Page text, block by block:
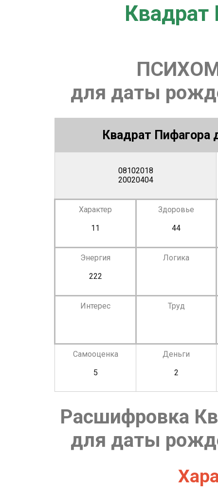
Квадрат
для даты
Квадрат Пифагора
08102018
20020404
Характер
11
Здоровье
44
Энергия
222
Логика
Интерес Труд
Самооценка
5
Деньги
2
Расшифровка
для даты